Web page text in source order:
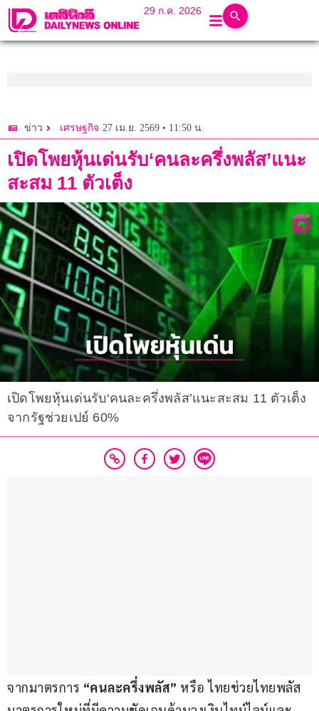
29 ก.ค. 2026
ข่าว เศรษฐกิจ 27 เม.ย. 2569 • 11:50 น.
เปิดโพยหุ้นเด่นรับ‘คนละครึ่งพลัส’แนะ
สะสม 11 ตัวเต็ง
เปิดโพยหุ้นเด่นรับ‘คนละครึ่งพลัส’แนะสะสม 11 ตัวเต็ง
จากรัฐช่วยเปย์ 60%
จากมาตรการ “คนละครึ่งพลัส” หรือ ไทยช่วยไทยพลัส